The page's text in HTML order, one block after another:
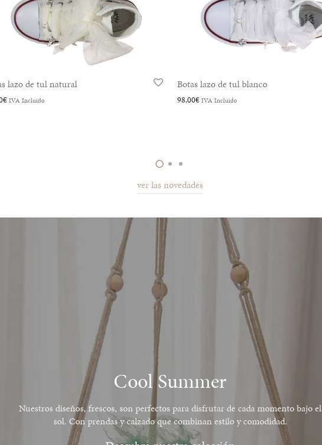
con flores acuarelas
€ IVA Incluido
Sneaker organza con flores
108,00€ IVA Incluido
ver las novedades
Cool Summer
Nuestros diseños, frescos, son perfectos para disfrutar de cada momento bajo el
sol. Con prendas y calzado que combinan estilo y comodidad.